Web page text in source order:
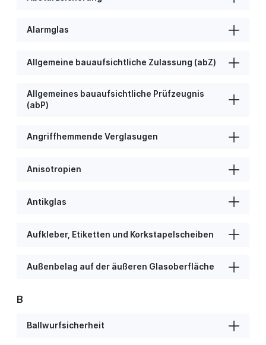
Alarmglas
Allgemeine bauaufsichtliche Zulassung (abZ)
Allgemeines bauaufsichtliche Prüfzeugnis
(abP)
Angriffhemmende Verglasugen
Anisotropien
Antikglas
Aufkleber, Etiketten und Korkstapelscheiben
Außenbelag auf der äußeren Glasoberfläche
B
Ballwurfsicherheit